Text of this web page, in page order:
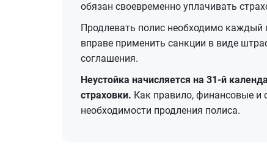
обязан своевременно уплачивать
Продлевать полис необходимо каждый
вправе применить санкции в виде
соглашения.
Неустойка начисляется на 31-й
страховки. Как правило, финансовые
необходимости продления полиса.